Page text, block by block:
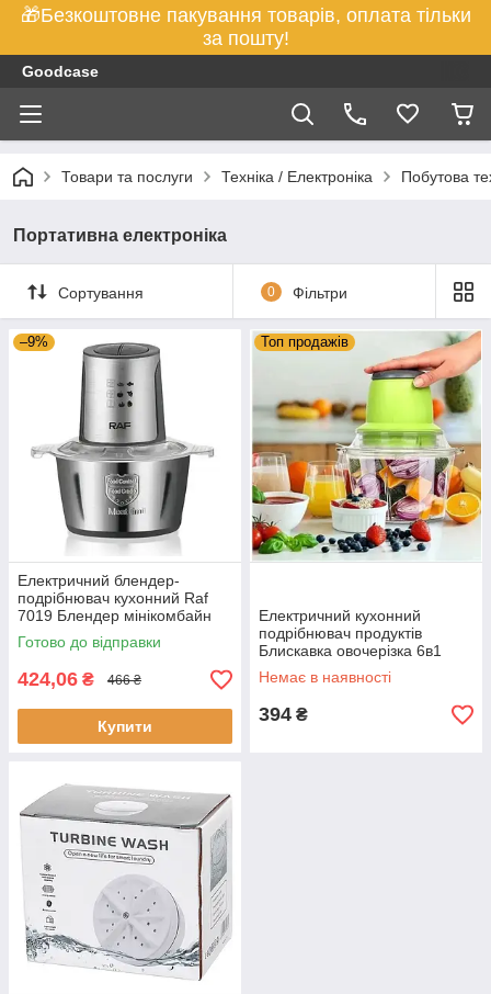
🎁Безкоштовне пакування товарів, оплата тільки
за пошту!
Goodcase
Товари та послуги Техніка / Електроніка Побутова
Портативна електроніка
Сортування 0 Фільтри
–9%
Електричний блендер-
подрібнювач кухонний Raf
7019 Блендер мінікомбайн
для кухні для фруктів
Готово до відправки
424,06 ₴ 466 ₴
Купити
Топ продажів
Електричний кухонний
подрібнювач продуктів
Блискавка овочерізка 6в1
Побутовий подрібнювач для
кухні м'ясорубка
Немає в наявності
394 ₴